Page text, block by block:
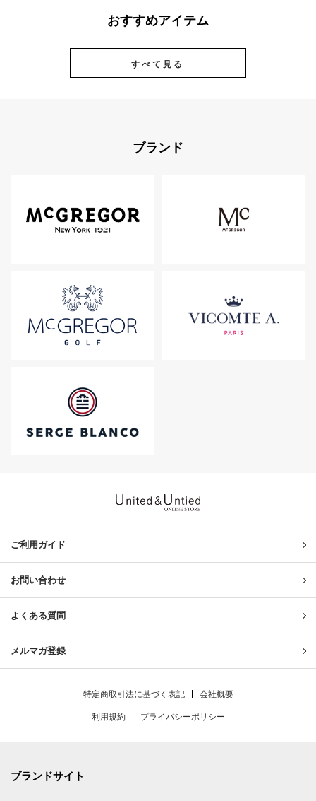
おすすめアイテム
すべて見る
ブランド
ご利用ガイド
お問い合わせ
よくある質問
メルマガ登録
特定商取引法に基づく表記 会社概要
利用規約 プライバシーポリシー
ブランドサイト